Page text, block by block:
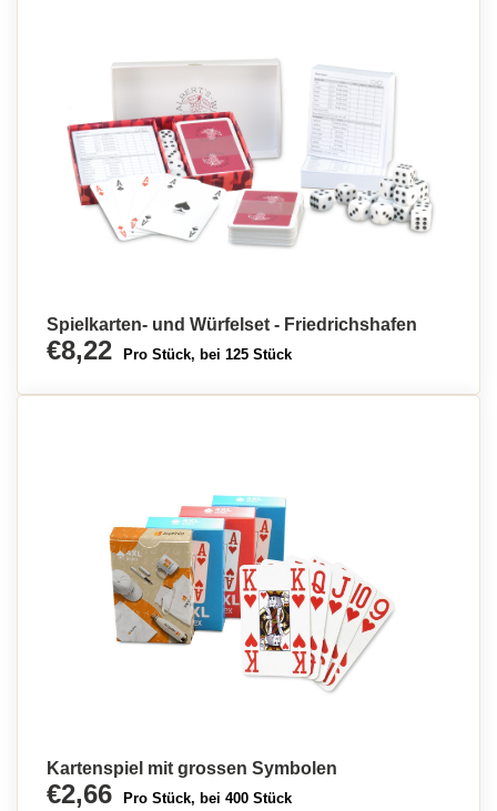
Spielkarten- und Würfelset - Friedrichshafen
€8,22 Pro Stück, bei 125 Stück
Kartenspiel mit grossen Symbolen
€2,66 Pro Stück, bei 400 Stück